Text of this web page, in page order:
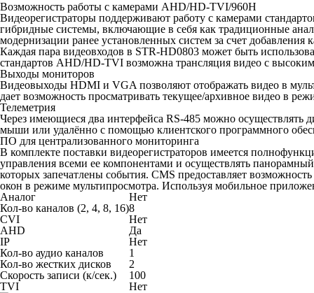
Возможность работы с камерами AHD/HD-TVI/960H
Видеорегистраторы поддерживают работу с камерами
гибридные системы, включающие в себя как традиционные
модернизации ранее установленных систем за счет добавления
Каждая пара видеовходов в STR-HD0803 может быть
стандартов AHD/HD-TVI возможна трансляция видео с
Выходы мониторов
Видеовыходы HDMI и VGA позволяют отображать видео в
дает возможность просматривать текущее/архивное видео в
Телеметрия
Через имеющиеся два интерфейса RS-485 можно
мыши или удалённо с помощью клиентского программного
ПО для централизованного мониторинга
В комплекте поставки видеорегистраторов имеется
управления всеми ее компонентами и осуществлять
которых запечатлены события. CMS предоставляет
окон в режиме мультипросмотра. Используя мобильное
Аналог
Нет
Кол-во каналов (2, 4, 8, 16)8
CVI
Нет
AHD
Да
IP
Нет
Кол-во аудио каналов
1
Кол-во жестких дисков
2
Скорость записи (к/сек.)
100
TVI
Нет